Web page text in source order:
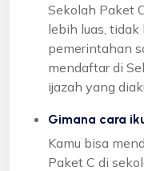
Sekolah Paket
lebih luas,
pemerintahan
mendaftar di
ijazah yang
Gimana cara
Kamu bisa
Paket C di